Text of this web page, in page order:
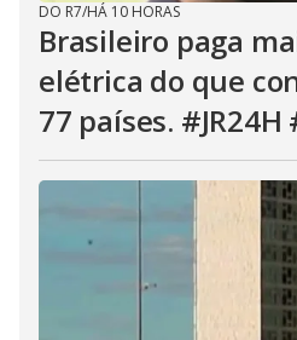
DO R7/HÁ 10 HORAS
Brasileiro paga
elétrica do que
77 países.